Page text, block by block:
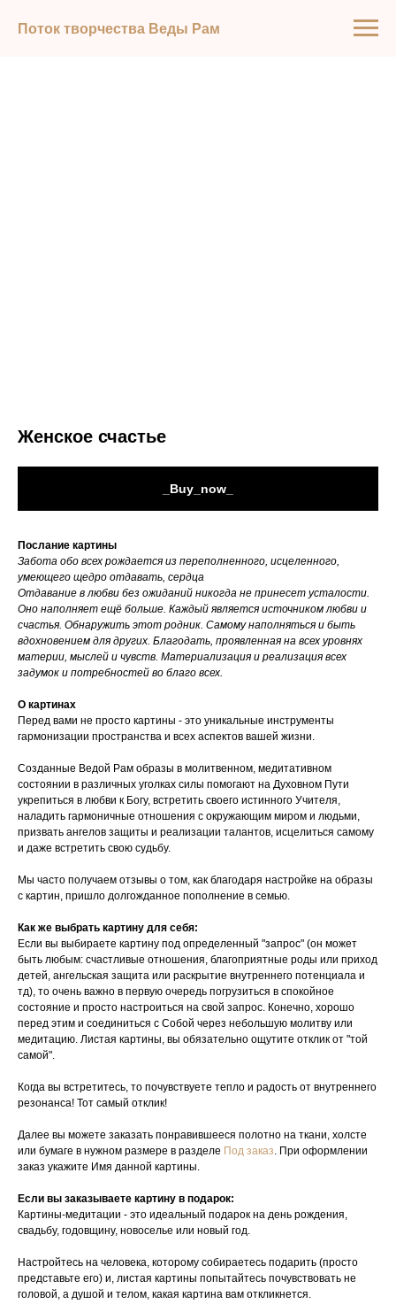
Поток творчества Веды Рам
Женское счастье
_Buy_now_
Послание картины
Забота обо всех рождается из переполненного, исцеленного,
умеющего щедро отдавать, сердца
Отдавание в любви без ожиданий никогда не принесет усталости.
Оно наполняет ещё больше. Каждый является источником любви и
счастья. Обнаружить этот родник. Самому наполняться и быть
вдохновением для других. Благодать, проявленная на всех уровнях
материи, мыслей и чувств. Материализация и реализация всех
задумок и потребностей во благо всех.
О картинах
Перед вами не просто картины - это уникальные инструменты
гармонизации пространства и всех аспектов вашей жизни.
Созданные Ведой Рам образы в молитвенном, медитативном
состоянии в различных уголках силы помогают на Духовном Пути
укрепиться в любви к Богу, встретить своего истинного Учителя,
наладить гармоничные отношения с окружающим миром и людьми,
призвать ангелов защиты и реализации талантов, исцелиться самому
и даже встретить свою судьбу.
Мы часто получаем отзывы о том, как благодаря настройке на образы
с картин, пришло долгожданное пополнение в семью.
Как же выбрать картину для себя:
Если вы выбираете картину под определенный "запрос" (он может
быть любым: счастливые отношения, благоприятные роды или приход
детей, ангельская защита или раскрытие внутреннего потенциала и
тд), то очень важно в первую очередь погрузиться в спокойное
состояние и просто настроиться на свой запрос. Конечно, хорошо
перед этим и соединиться с Собой через небольшую молитву или
медитацию. Листая картины, вы обязательно ощутите отклик от "той
самой".
Когда вы встретитесь, то почувствуете тепло и радость от внутреннего
резонанса! Тот самый отклик!
Далее вы можете заказать понравившееся полотно на ткани, холсте
или бумаге в нужном размере в разделе Под заказ. При оформлении
заказ укажите Имя данной картины.
Если вы заказываете картину в подарок:
Картины-медитации - это идеальный подарок на день рождения,
свадьбу, годовщину, новоселье или новый год.
Настройтесь на человека, которому собираетесь подарить (просто
представьте его) и, листая картины попытайтесь почувствовать не
головой, а душой и телом, какая картина вам откликнется.